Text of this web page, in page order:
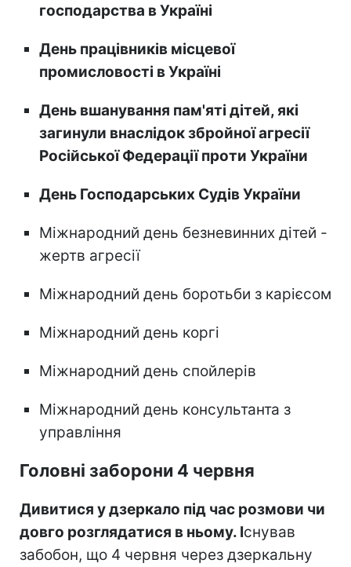
господарства в Україні
День працівників місцевої
промисловості в Україні
День вшанування пам'яті дітей, які
загинули внаслідок збройної агресії
Російської Федерації проти України
День Господарських Судів України
Міжнародний день безневинних дітей -
жертв агресії
Міжнародний день боротьби з карієсом
Міжнародний день коргі
Міжнародний день спойлерів
Міжнародний день консультанта з
управління
Головні заборони 4 червня
Дивитися у дзеркало під час розмови чи
довго розглядатися в ньому. Існував
забобон, що 4 червня через дзеркальну